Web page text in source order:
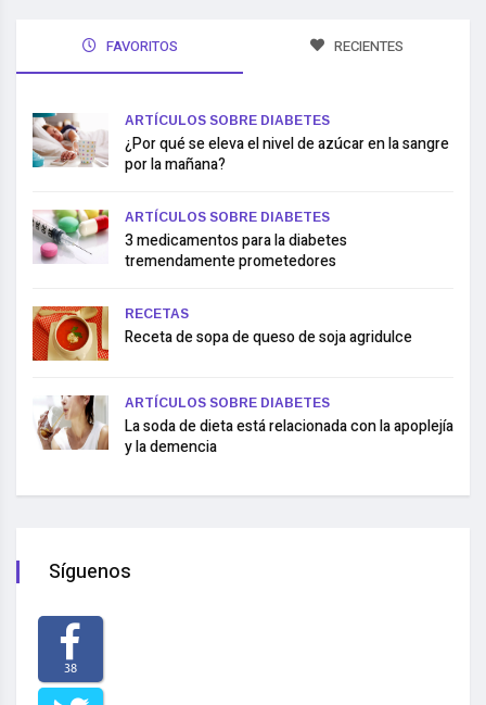
FAVORITOS RECIENTES
ARTÍCULOS SOBRE DIABETES
¿Por qué se eleva el nivel de azúcar en la sangre
por la mañana?
ARTÍCULOS SOBRE DIABETES
3 medicamentos para la diabetes
tremendamente prometedores
RECETAS
Receta de sopa de queso de soja agridulce
ARTÍCULOS SOBRE DIABETES
La soda de dieta está relacionada con la apoplejía
y la demencia
Síguenos
38